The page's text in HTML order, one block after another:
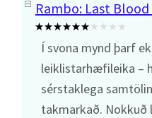
Rambo: Last Blood
Í svona mynd þarf
leiklistarhæfileika –
sérstaklega
takmarkað. Nokkuð